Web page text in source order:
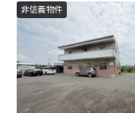
非信義物件